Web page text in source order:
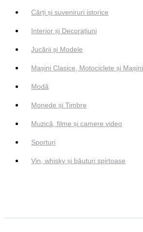
Cărți și suveniruri istorice
Interior și Decorațiuni
Jucării și Modele
Mașini Clasice, Motociclete și Mașini
Modă
Monede și Timbre
Muzică, filme și camere video
Sporturi
Vin, whisky și băuturi spirtoase